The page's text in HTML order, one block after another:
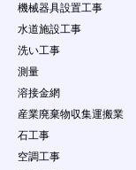
機械器具設置工事
水道施設工事
洗い工事
測量
溶接金網
産業廃棄物収集運搬業
石工事
空調工事